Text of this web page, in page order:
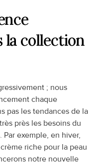
la collection
; nous
chaque
pas les tendances de la
près les besoins du
exemple, en hiver,
riche pour la peau
notre nouvelle